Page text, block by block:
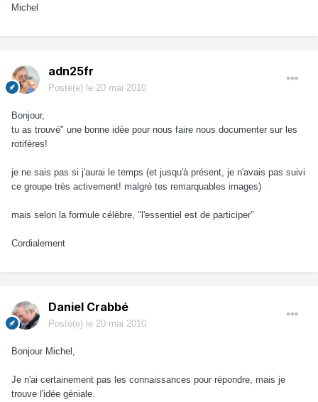
Michel
adn25fr
Posté(e) le 20 mai 2010
Bonjour,
tu as trouvé" une bonne idée pour nous faire nous documenter sur les
rotifères!
je ne sais pas si j'aurai le temps (et jusqu'à présent, je n'avais pas suivi
ce groupe très activement! malgré tes remarquables images)
mais selon la formule célèbre, "l'essentiel est de participer"
Cordialement
Daniel Crabbé
Posté(e) le 20 mai 2010
Bonjour Michel,
Je n'ai certainement pas les connaissances pour répondre, mais je
trouve l'idée géniale.